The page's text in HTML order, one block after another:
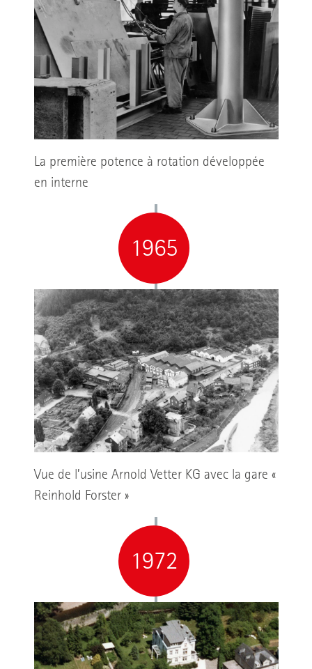
La première potence à rotation développée
en interne
1965
Vue de l’usine Arnold Vetter KG avec la gare «
Reinhold Forster »
1972